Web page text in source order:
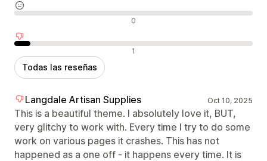
Reseñas neutras 0
Reseñas negativas 1
Todas las reseñas
Langdale Artisan Supplies Oct 10, 2025
This is a beautiful theme. I absolutely love it, BUT,
very glitchy to work with. Every time I try to do some
work on various pages it crashes. This has not
happened as a one off - it happens every time. It is